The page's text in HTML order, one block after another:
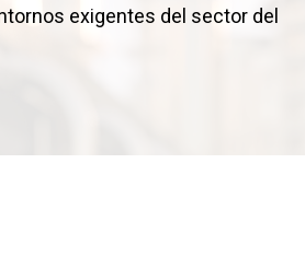
exigentes del sector del